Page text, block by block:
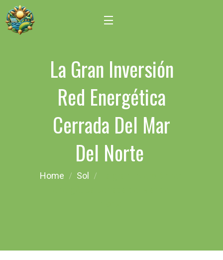
La Gran Inversión
Red Energética
Cerrada Del Mar
Del Norte
Home Sol